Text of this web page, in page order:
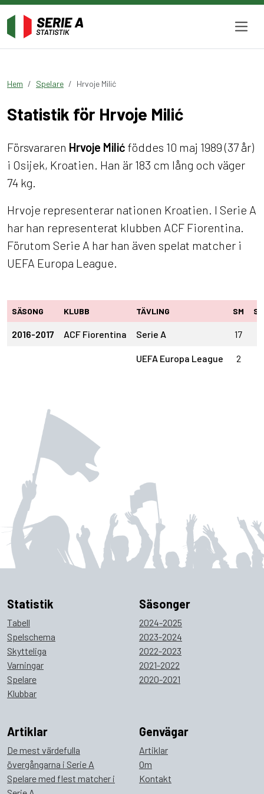
Hem Spelare Hrvoje Milić
Statistik för Hrvoje Milić
Försvararen Hrvoje Milić föddes 10 maj 1989 (37 år)
i Osijek, Kroatien. Han är 183 cm lång och väger
74 kg.
Hrvoje representerar nationen Kroatien. I Serie A
har han representerat klubben ACF Fiorentina.
Förutom Serie A har han även spelat matcher i
UEFA Europa League.
SÄSONG KLUBB TÄVLING SM
2016-2017 ACF Fiorentina Serie A 17
UEFA Europa League 2
Statistik
Tabell
Spelschema
Skytteliga
Varningar
Spelare
Klubbar
Säsonger
2024-2025
2023-2024
2022-2023
2021-2022
2020-2021
Artiklar
De mest värdefulla
övergångarna i Serie A
Spelare med flest matcher i
Genvägar
Artiklar
Om
Kontakt